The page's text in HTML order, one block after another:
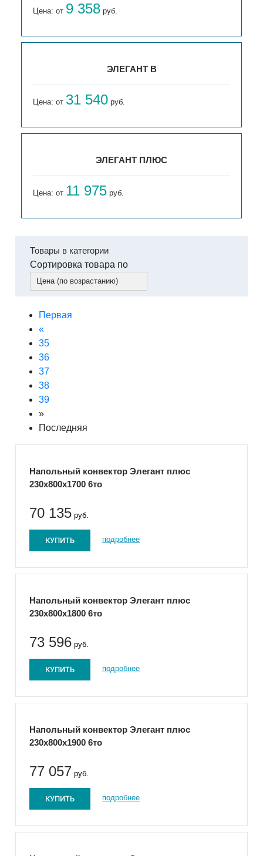
Цена: от 9 358 руб.
ЭЛЕГАНТ В
Цена: от 31 540 руб.
ЭЛЕГАНТ ПЛЮС
Цена: от 11 975 руб.
Товары в категории
Сортировка товара по
Цена (по возрастанию)
Первая
«
35
36
37
38
39
»
Последняя
Напольный конвектор Элегант плюс
230x800x1700 6то
70 135 руб.
КУПИТЬ подробнее
Напольный конвектор Элегант плюс
230x800x1800 6то
73 596 руб.
КУПИТЬ подробнее
Напольный конвектор Элегант плюс
230x800x1900 6то
77 057 руб.
КУПИТЬ подробнее